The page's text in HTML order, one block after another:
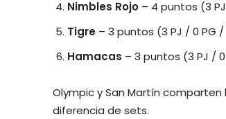
Nimbles Rojo – 4 puntos (3
Tigre – 3 puntos (3 PJ / 0 PG
Hamacas – 3 puntos (3 PJ /
Olympic y San Martín
diferencia de sets.